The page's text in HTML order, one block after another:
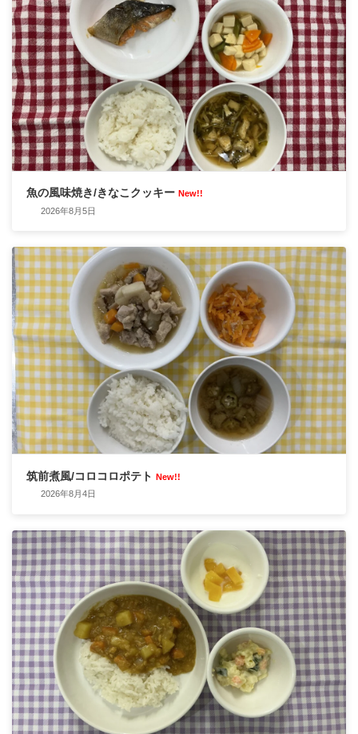
魚の風味焼き/きなこクッキー New!!
2026年8月5日
筑前煮風/コロコロポテト New!!
2026年8月4日